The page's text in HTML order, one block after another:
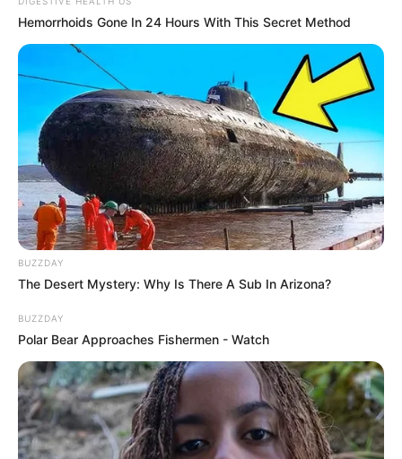
അപലപിച്ചു. മാവോയിസ്റ്റുകളുടെ നിരാശയാണ്
ആക്രമണത്തിലൂടെ പ്രതിഫലിക്കുന്നതെന്നും
ചന്ദ്രാകര്‍ കൂട്ടിച്ചേര്‍ത്തു.
Hemorrhoids Gone In 24 Hours With This Secret Method
BUZZDAY
The Desert Mystery: Why Is There A Sub In Arizona?
BUZZDAY
Polar Bear Approaches Fishermen - Watch